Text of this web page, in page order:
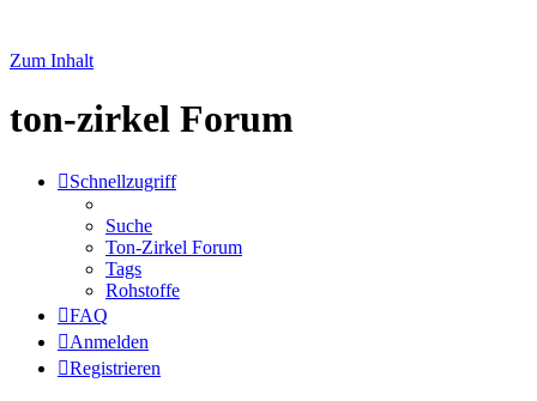
Zum Inhalt
ton-zirkel Forum
Schnellzugriff
Suche
Ton-Zirkel Forum
Tags
Rohstoffe
FAQ
Anmelden
Registrieren